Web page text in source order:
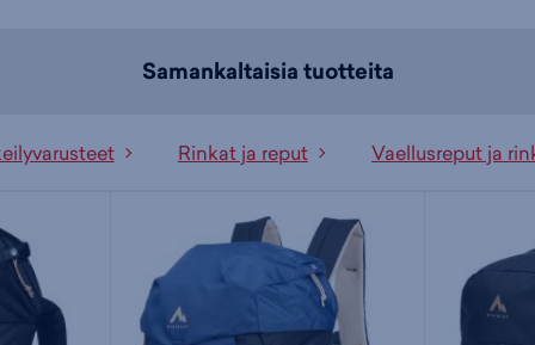
Samankaltaisia tuotteita
Rinkat ja reput Vaellusreput ja